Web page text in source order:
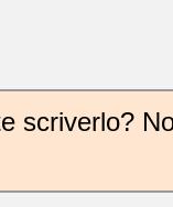
scriverlo?